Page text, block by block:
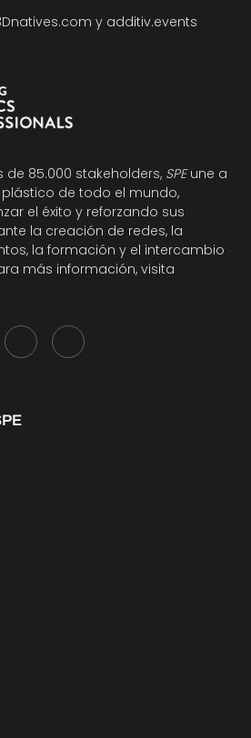
y additiv.events
85.000 stakeholders, SPEune a
de todo el mundo,
el éxito y reforzando sus
la creación de redes, la
la formación y el intercambio
más información, visita